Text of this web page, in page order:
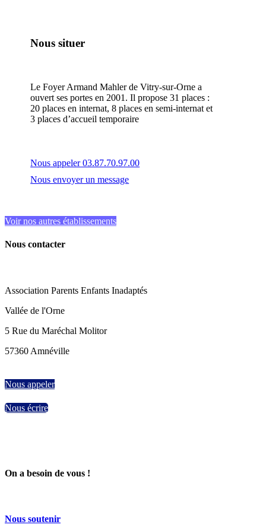
Nous situer
Le Foyer Armand Mahler de Vitry-sur-Orne a
ouvert ses portes en 2001. Il propose 31 places :
20 places en internat, 8 places en semi-internat et
3 places d’accueil temporaire
Nous appeler 03.87.70.97.00
Nous envoyer un message
Voir nos autres établissements
Nous contacter
Association Parents Enfants Inadaptés
Vallée de l'Orne
5 Rue du Maréchal Molitor
57360 Amnéville
Nous appeler
Nous écrire
On a besoin de vous !
Nous soutenir